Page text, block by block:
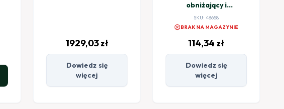
1929,03zł
Dowiedz się
więcej
obniżający i
stabilizujący napięcie
BCS POWER BCS-
SKU: 48658
cancelBRAK NA MAGAZYNIE
114,34 zł
Dowiedz się
więcej